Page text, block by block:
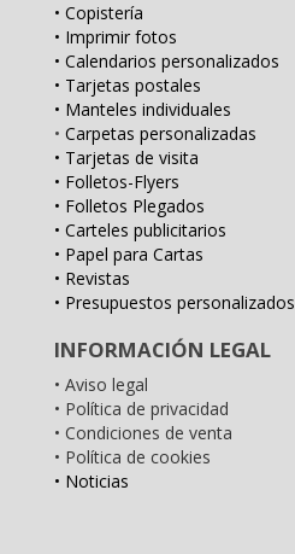
• Copistería
• Imprimir fotos
• Calendarios personalizados
• Tarjetas postales
• Manteles individuales
• Carpetas personalizadas
• Tarjetas de visita
• Folletos-Flyers
• Folletos Plegados
• Carteles publicitarios
• Papel para Cartas
• Revistas
• Presupuestos personalizados
INFORMACIÓN LEGAL
• Aviso legal
• Política de privacidad
• Condiciones de venta
• Política de cookies
• Noticias